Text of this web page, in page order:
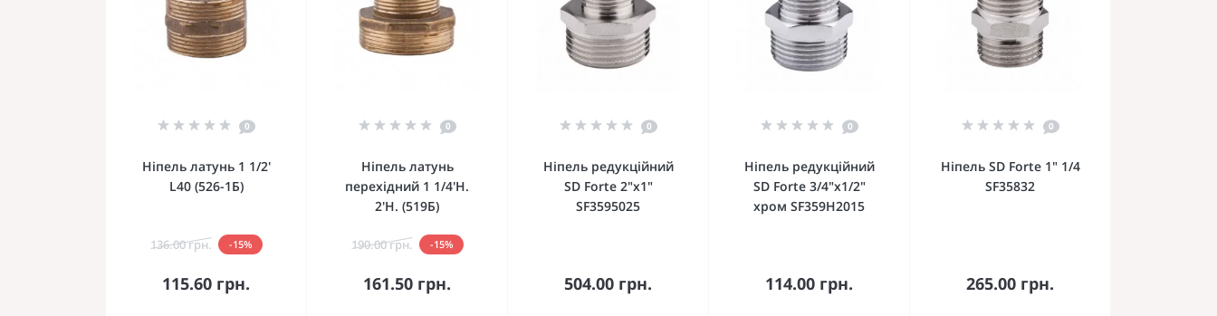
0
Ніпель латунь 1 1/2'
L40 (526-1Б)
136.00 грн. -15%
115.60 грн.
До кошика
0
Ніпель латунь
перехідний 1 1/4'Н.
2'Н. (519Б)
190.00 грн. -15%
161.50 грн.
До кошика
0
Ніпель редукційний
SD Forte 2"х1"
SF3595025
504.00 грн.
До кошика
0
Ніпель редукційний
SD Forte 3/4"х1/2"
хром SF359H2015
114.00 грн.
До кошика
0
Ніпель SD Forte 1" 1/4
SF35832
265.00 грн.
До кошика